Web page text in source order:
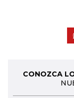
CONOZCA